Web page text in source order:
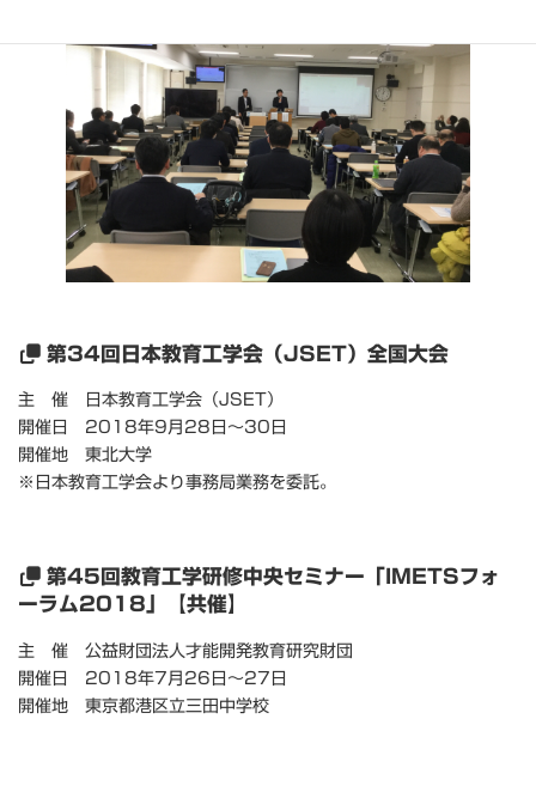
第34回日本教育工学会（JSET）全国大会
主 催 日本教育工学会（JSET）
開催日 2018年9月28日～30日
開催地 東北大学
※日本教育工学会より事務局業務を委託。
第45回教育工学研修中央セミナー「IMETSフォ
ーラム2018」【共催】
主 催 公益財団法人才能開発教育研究財団
開催日 2018年7月26日～27日
開催地 東京都港区立三田中学校